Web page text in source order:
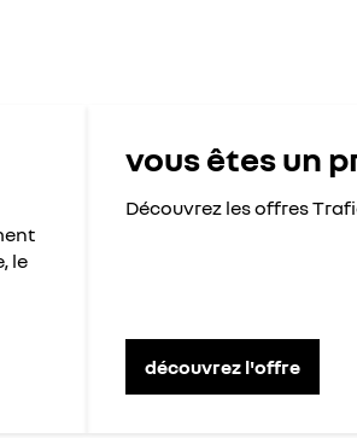
le
vous êtes un
Découvrez les offres
découvrez l'offre